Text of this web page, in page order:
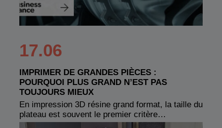
17.06
IMPRIMER DE GRANDES PIÈCES :
POURQUOI PLUS GRAND N’EST PAS
TOUJOURS MIEUX
En impression 3D résine grand format, la taille du
plateau est souvent le premier critère…